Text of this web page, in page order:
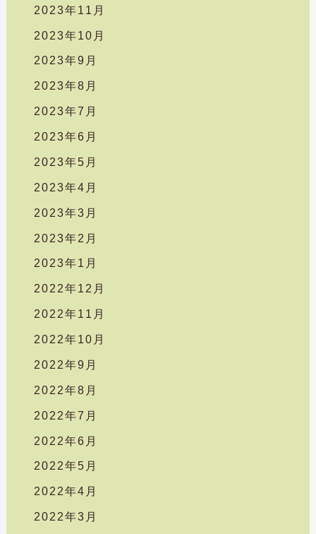
2023年11月
2023年10月
2023年9月
2023年8月
2023年7月
2023年6月
2023年5月
2023年4月
2023年3月
2023年2月
2023年1月
2022年12月
2022年11月
2022年10月
2022年9月
2022年8月
2022年7月
2022年6月
2022年5月
2022年4月
2022年3月